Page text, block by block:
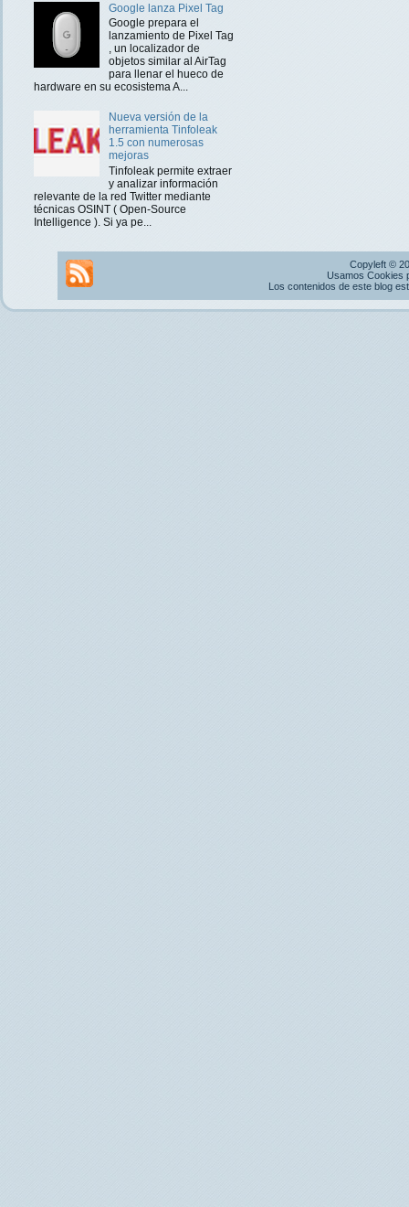
Google lanza Pixel Tag
Google prepara el
lanzamiento de Pixel Tag
, un localizador de
objetos similar al AirTag
para llenar el hueco de
hardware en su ecosistema A...
Nueva versión de la
herramienta Tinfoleak
1.5 con numerosas
mejoras
Tinfoleak permite extraer
y analizar información
relevante de la red Twitter mediante
técnicas OSINT ( Open-Source
Intelligence ). Si ya pe...
Copyleft ©
Usamos Cookies
Los contenidos de este blog